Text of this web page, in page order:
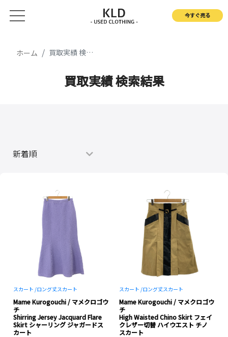
今すぐ売る
ホーム 買取実績 検索結果
買取実績 検索結果
スカート /ロング丈スカート
Mame Kurogouchi / マメクロゴウ
チ
Shirring Jersey Jacquard Flare
Skirt シャーリング ジャガードス
カート
スカート /ロング丈スカート
Mame Kurogouchi / マメクロゴウ
チ
High Waisted Chino Skirt フェイ
クレザー切替 ハイウエスト チノ
スカート